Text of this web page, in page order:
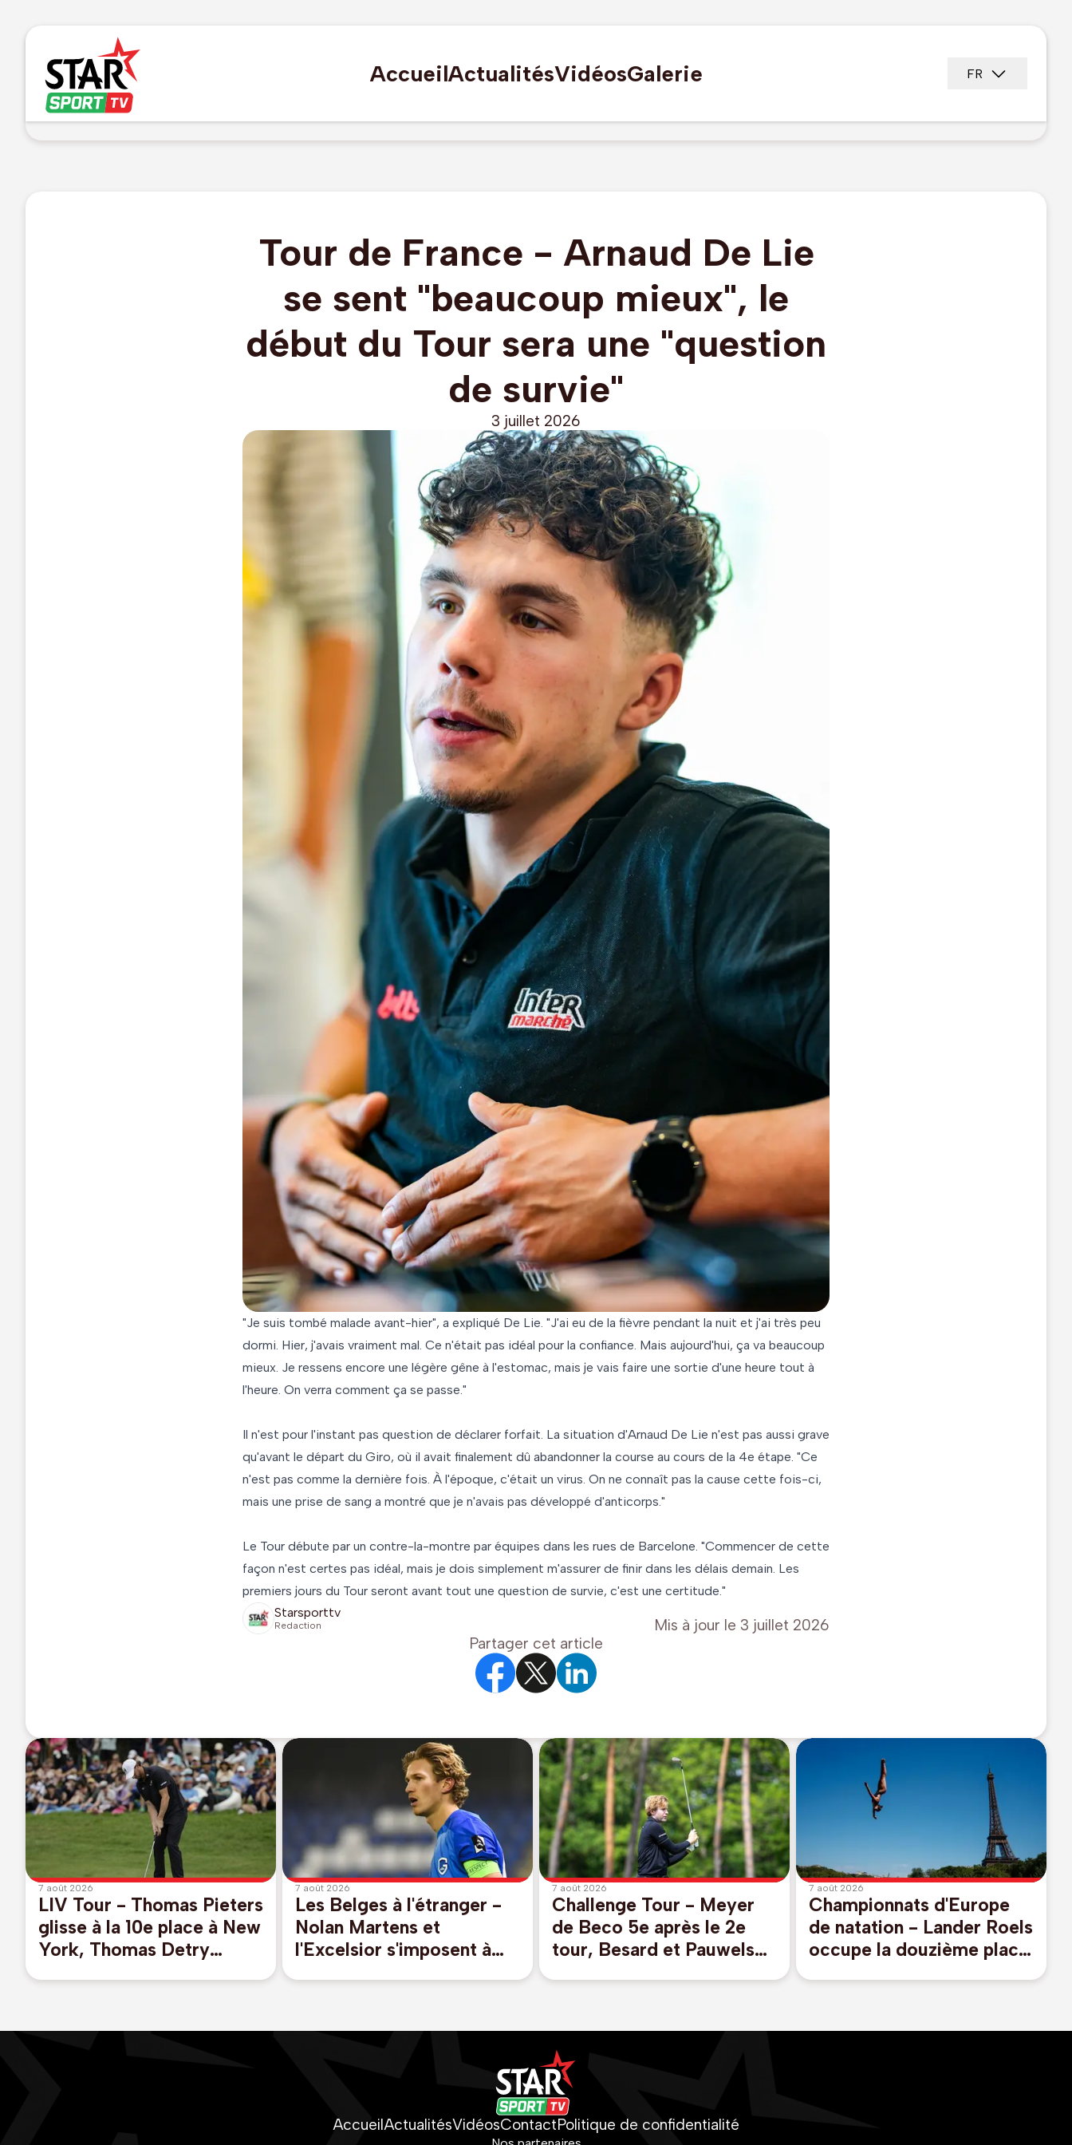
AccueilActualitésVidéosGalerie FR
Tour de France - Arnaud De Lie
se sent "beaucoup mieux", le
début du Tour sera une "question
de survie"
3 juillet 2026
"Je suis tombé malade avant-hier", a expliqué De Lie. "J'ai eu de la fièvre pendant la nuit et j'ai très peu
dormi. Hier, j'avais vraiment mal. Ce n'était pas idéal pour la confiance. Mais aujourd'hui, ça va beaucoup
mieux. Je ressens encore une légère gêne à l'estomac, mais je vais faire une sortie d'une heure tout à
l'heure. On verra comment ça se passe."
Il n'est pour l'instant pas question de déclarer forfait. La situation d'Arnaud De Lie n'est pas aussi grave
qu'avant le départ du Giro, où il avait finalement dû abandonner la course au cours de la 4e étape. "Ce
n'est pas comme la dernière fois. À l'époque, c'était un virus. On ne connaît pas la cause cette fois-ci,
mais une prise de sang a montré que je n'avais pas développé d'anticorps."
Le Tour débute par un contre-la-montre par équipes dans les rues de Barcelone. "Commencer de cette
façon n'est certes pas idéal, mais je dois simplement m'assurer de finir dans les délais demain. Les
premiers jours du Tour seront avant tout une question de survie, c'est une certitude."
Starsporttv
Redaction Mis à jour le 3 juillet 2026
Partager cet article
7 août 2026
LIV Tour - Thomas Pieters
glisse à la 10e place à New
York, Thomas Detry
7 août 2026
Les Belges à l'étranger -
Nolan Martens et
l'Excelsior s'imposent à
7 août 2026
Challenge Tour - Meyer
de Beco 5e après le 2e
tour, Besard et Pauwels
7 août 2026
Championnats d'Europe
de natation - Lander Roels
occupe la douzième place
AccueilActualitésVidéosContactPolitique de confidentialité